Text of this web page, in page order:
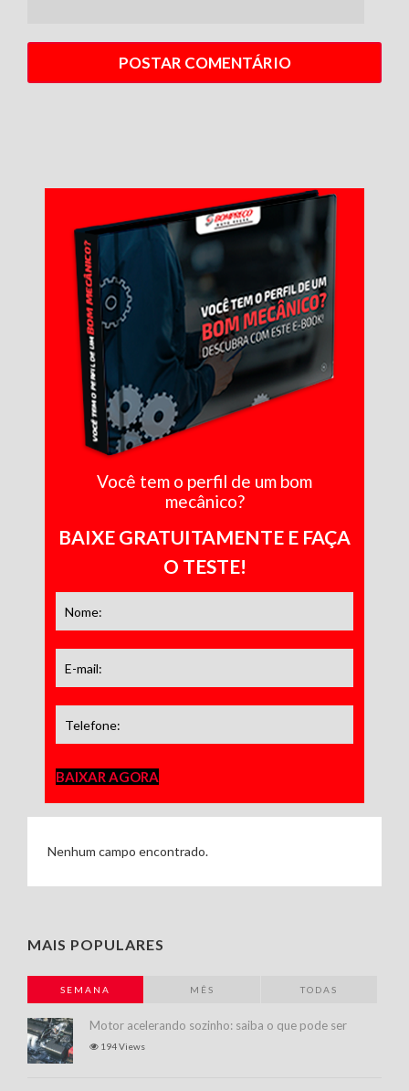
Você tem o perfil de um bom
mecânico?
BAIXE GRATUITAMENTE E FAÇA
O TESTE!
BAIXAR AGORA
Nenhum campo encontrado.
MAIS POPULARES
SEMANA MÊS TODAS
Motor acelerando sozinho: saiba o que pode ser
194 Views